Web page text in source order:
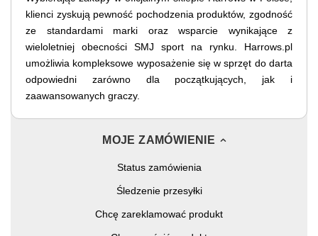
klienci zyskują pewność pochodzenia produktów, zgodność
ze standardami marki oraz wsparcie wynikające z
wieloletniej obecności SMJ sport na rynku. Harrows.pl
umożliwia kompleksowe wyposażenie się w sprzęt do darta
odpowiedni zarówno dla początkujących, jak i
zaawansowanych graczy.
MOJE ZAMÓWIENIE
Status zamówienia
Śledzenie przesyłki
Chcę zareklamować produkt